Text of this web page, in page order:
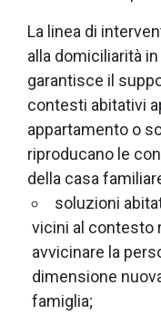
La linea di
alla domiciliarità
garantisce il
contesti abitativi
appartamento o
riproducano le
della casa
soluzioni
vicini al contesto
avvicinare la
dimensione
famiglia;